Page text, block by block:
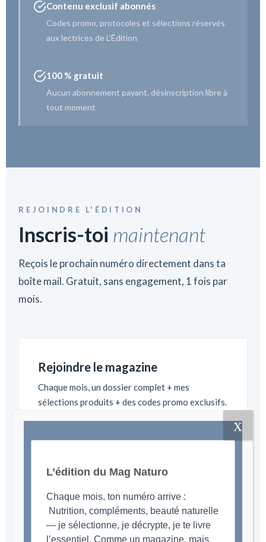
Contenu exclusif abonnés
Codes promo, protocoles et sélections réservés
aux lectrices de L'Édition
100 % gratuit
Aucun abonnement payant, désinscription libre à
tout moment
REJOINDRE L'ÉDITION
Inscris-toi maintenant
Reçois le prochain numéro directement dans ta
boîte mail. Gratuit, sans engagement, 1 fois par
mois.
Rejoindre le magazine
Chaque mois, un dossier complet + mes
sélections produits + des codes promo exclusifs.
JE M'ABONNE GRATUITEMENT
L’édition du Mag Naturo
Chaque mois, ton numéro arrive :
Nutrition, compléments, beauté naturelle
— je sélectionne, je décrypte, je te livre
l’essentiel. Comme un magazine, mais